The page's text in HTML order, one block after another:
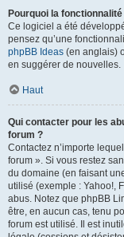
Pourquoi la
Ce logiciel a été
pensez qu’une
phpBB Ideas (en anglais)
en suggérer de nouvelles.
Haut
Qui contacter pour les
forum ?
Contactez n’importe
forum ». Si vous restez
du domaine (en faisant
utilisé (exemple : Yahoo!,
abus. Notez que phpBB
être, en aucun cas, tenu
forum est utilisé. Il est